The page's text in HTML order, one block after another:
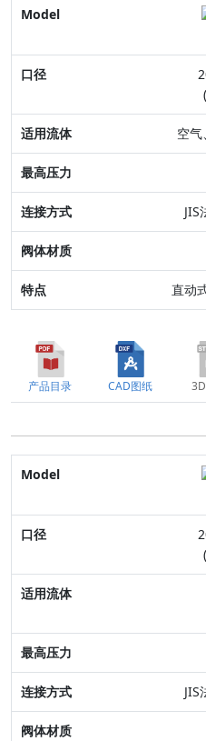
Model
口径
适用流体
最高压力
连接方式
阀体材质
特点
空
JIS
直动
产品目录 CAD图纸
Model
口径
适用流体
最高压力
阀体材质
特点
JIS